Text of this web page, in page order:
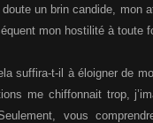
un brin candide, mon
mon hostilité à toute
suffira-t-il à éloigner de
me chiffonnait trop,
vous